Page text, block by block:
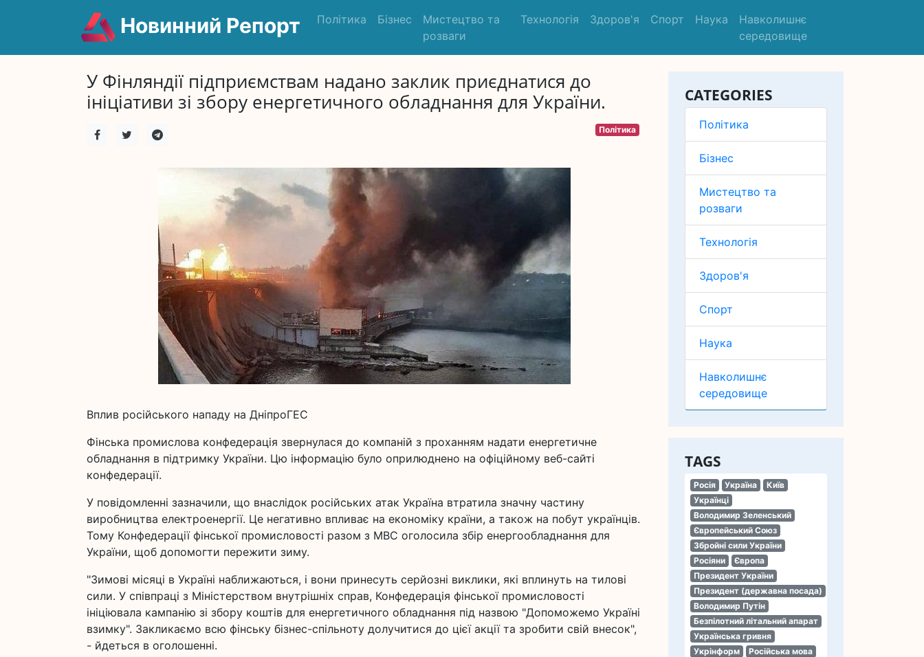
Новинний Репорт Політика Бізнес
Мистецтво та
розваги
Технологія Здоров'я Спорт Наука
Навколишнє
середовище
CATEGORIES
Політика
Бізнес
Мистецтво та
розваги
Технологія
Здоров'я
Спорт
Наука
Навколишнє
середовище
TAGS
Росія Україна
Київ
Українці
Володимир Зеленський
Європейський Союз
Збройні сили України
Росіяни
Європа
Президент України
Президент (державна посада)
Володимир Путін
Безпілотний літальний апарат
Українська гривня
Укрінформ
Російська мова
У Фінляндії підприємствам надано заклик приєднатися до
ініціативи зі збору енергетичного обладнання для України.
Політика
Вплив російського нападу на ДніпроГЕС
Фінська промислова конфедерація звернулася до компаній з проханням надати енергетичне
обладнання в підтримку України. Цю інформацію було оприлюднено на офіційному веб-сайті
конфедерації.
У повідомленні зазначили, що внаслідок російських атак Україна втратила значну частину
виробництва електроенергії. Це негативно впливає на економіку країни, а також на побут українців.
Тому Конфедерації фінської промисловості разом з МВС оголосила збір енергообладнання для
України, щоб допомогти пережити зиму.
"Зимові місяці в Україні наближаються, і вони принесуть серйозні виклики, які вплинуть на тилові
сили. У співпраці з Міністерством внутрішніх справ, Конфедерація фінської промисловості
ініціювала кампанію зі збору коштів для енергетичного обладнання під назвою "Допоможемо Україні
взимку". Закликаємо всю фінську бізнес-спільноту долучитися до цієї акції та зробити свій внесок",
- йдеться в оголошенні.